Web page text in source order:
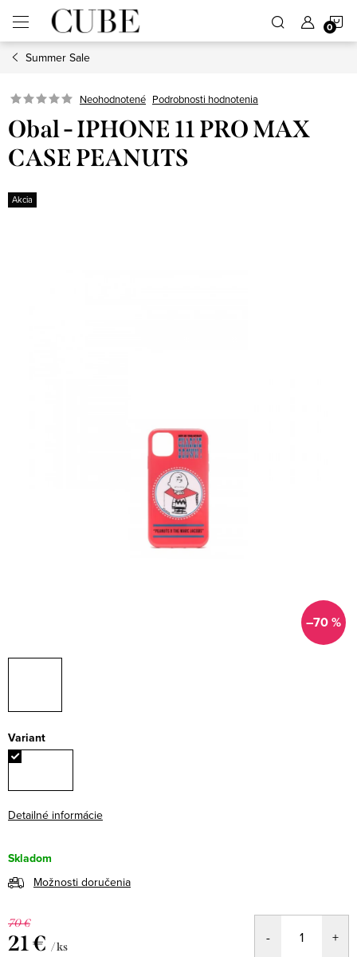
obsah
Summer Sale
Neohodnotené Podrobnosti hodnotenia
Obal - IPHONE 11 PRO MAX
CASE PEANUTS
Akcia
–70 %
Variant
Detailné informácie
Skladom
Možnosti doručenia
70 €
21 € / ks